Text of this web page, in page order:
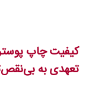
کیفیت چاپ پوستر
تعهدی به